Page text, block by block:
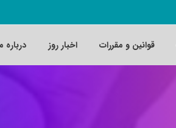
قوانین و مقررات اخبار روز درباره